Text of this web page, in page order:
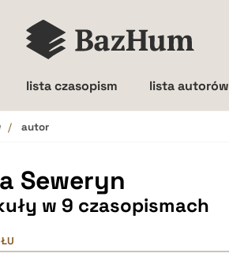
lista czasopism lista autorów
autor
Seweryn
w 9 czasopismach